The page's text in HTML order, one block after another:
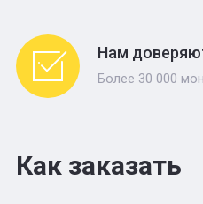
Нам
Более 30 000
Как заказать